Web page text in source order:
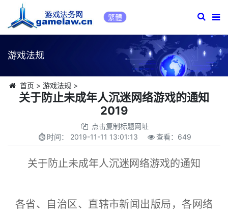
繁體
游戏法规
首页 > 游戏法规 >
关于防止未成年人沉迷网络游戏的通知
2019
点击复制标题网址
时间： 2019-11-11 13:01:13 查看： 649
关于防止未成年人沉迷网络游戏的通知
各省、自治区、直辖市新闻出版局，各网络